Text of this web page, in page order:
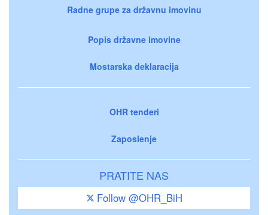
Radne grupe za državnu imovinu
Popis državne imovine
Mostarska deklaracija
OHR tenderi
Zaposlenje
PRATITE NAS
Follow @OHR_BiH